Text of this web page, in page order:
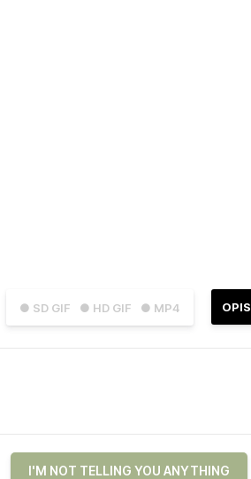
● SD GIF ● HD GIF ● MP4 OPIS
I'M NOT TELLING YOU ANYTHING